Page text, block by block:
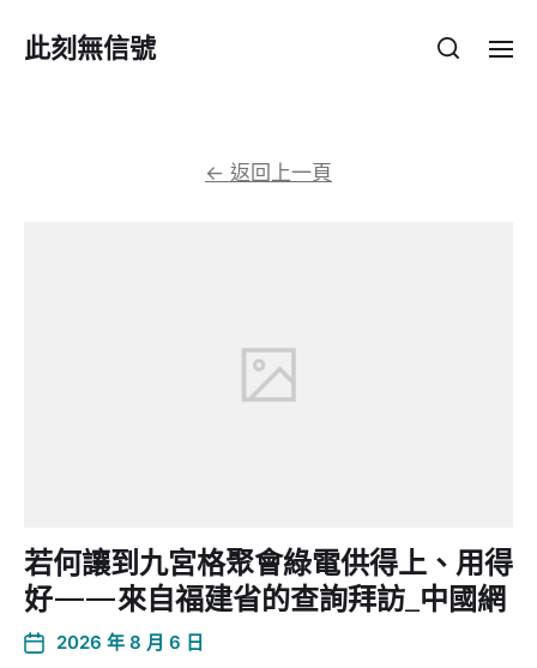
此刻無信號
← 返回上一頁
若何讓到九宮格聚會綠電供得上、用得
好——來自福建省的查詢拜訪_中國網
2026 年 8 月 6 日